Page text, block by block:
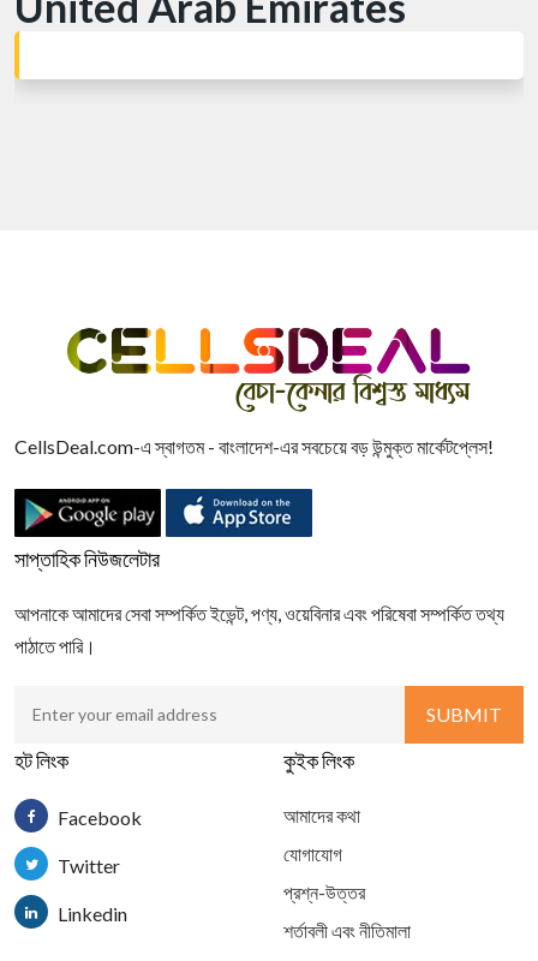
CellsDeal.com-এ স্বাগতম - বাংলাদেশ-এর সবচেয়ে বড় উন্মুক্ত মার্কেটপ্লেস!
সাপ্তাহিক নিউজলেটার
আপনাকে আমাদের সেবা সম্পর্কিত ইভেন্ট, পণ্য, ওয়েবিনার এবং পরিষেবা সম্পর্কিত তথ্য
পাঠাতে পারি।
হট লিংক
Facebook
Twitter
Linkedin
কুইক লিংক
আমাদের কথা
যোগাযোগ
প্রশ্ন-উত্তর
শর্তাবলী এবং নীতিমালা